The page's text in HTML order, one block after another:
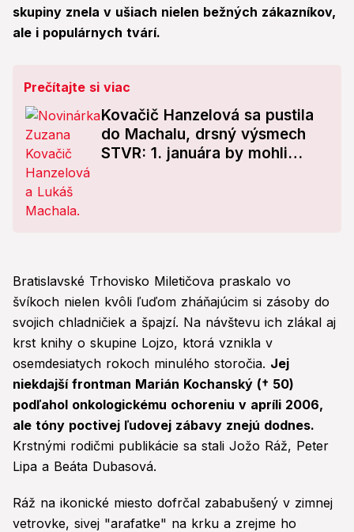
skupiny znela v ušiach nielen bežných zákazníkov,
ale i populárnych tvárí.
Prečítajte si viac
Kovačič Hanzelová sa pustila
do Machalu, drsný výsmech
STVR: 1. januára by mohli
Bratislavské Trhovisko Miletičova praskalo vo
švíkoch nielen kvôli ľuďom zháňajúcim si zásoby do
svojich chladničiek a špajzí. Na návštevu ich zlákal aj
krst knihy o skupine Lojzo, ktorá vznikla v
osemdesiatych rokoch minulého storočia. Jej
niekdajší frontman Marián Kochanský († 50)
podľahol onkologickému ochoreniu v apríli 2006,
ale tóny poctivej ľudovej zábavy znejú dodnes.
Krstnými rodičmi publikácie sa stali Jožo Ráž, Peter
Lipa a Beáta Dubasová.
Ráž na ikonické miesto dofrčal zababušený v zimnej
vetrovke, sivej "arafatke" na krku a zrejme ho